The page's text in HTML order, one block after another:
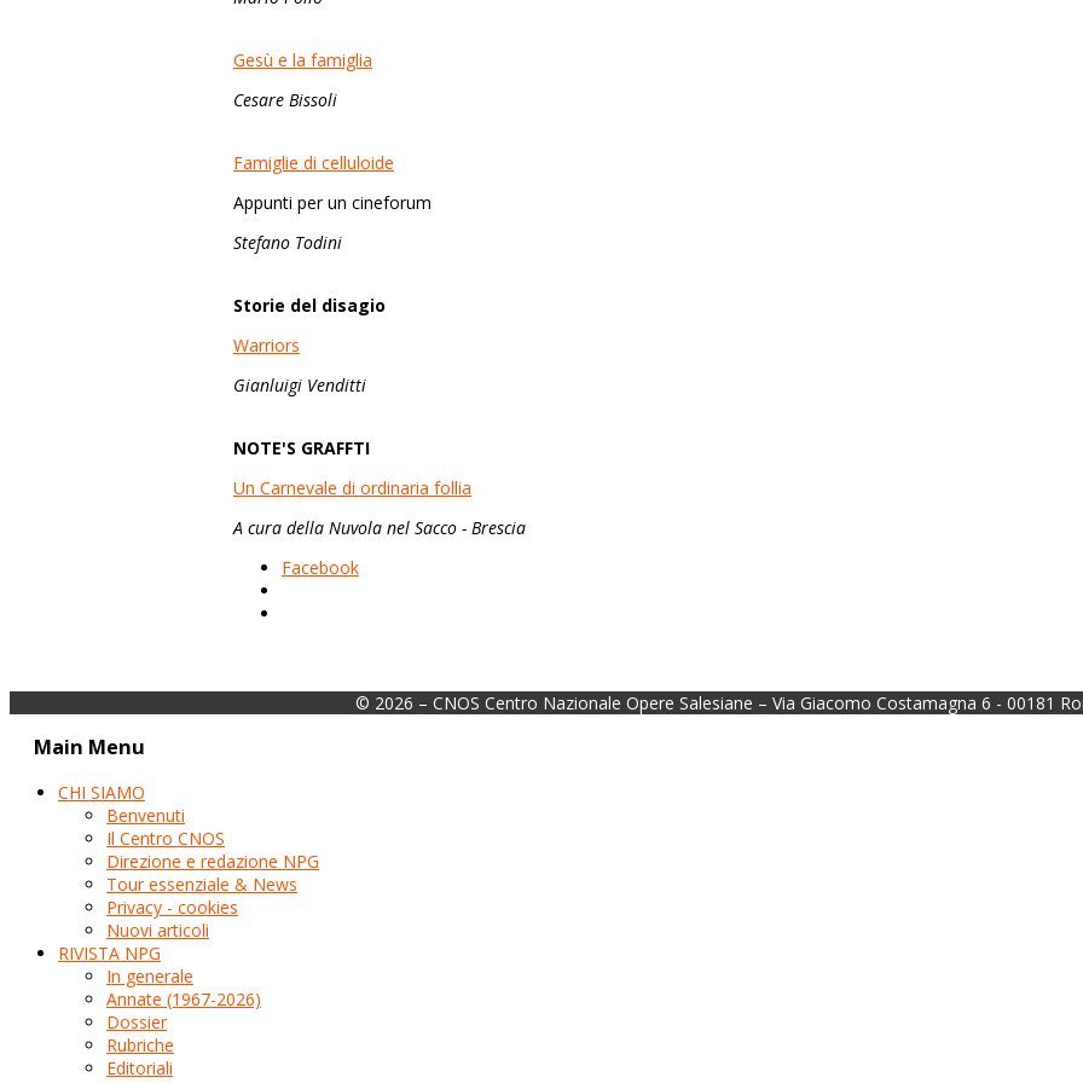
Gesù e la famiglia
Cesare Bissoli
Famiglie di celluloide
Appunti per un cineforum
Stefano Todini
Storie del disagio
Warriors
Gianluigi Venditti
NOTE'S GRAFFTI
Un Carnevale di ordinaria follia
A cura della Nuvola nel Sacco - Brescia
Facebook
© 2026 – CNOS Centro Nazionale Opere Salesiane – Via Giacomo Costamagna 6 - 00181
Main Menu
CHI SIAMO
Benvenuti
Il Centro CNOS
Direzione e redazione NPG
Tour essenziale & News
Privacy - cookies
Nuovi articoli
RIVISTA NPG
In generale
Annate (1967-2026)
Dossier
Rubriche
Editoriali